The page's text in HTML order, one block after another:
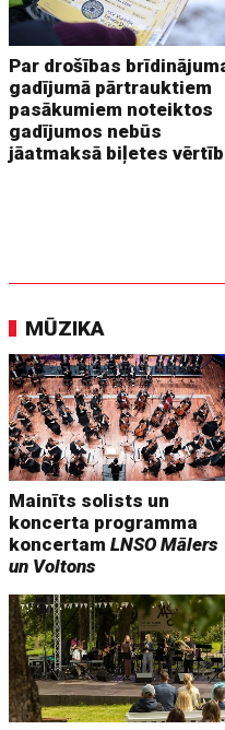
Par drošības
gadījumā pārtrauktiem
pasākumiem noteiktos
gadījumos nebūs
jāatmaksā biļetes
MŪZIKA
Mainīts solists un
koncerta programma
koncertamLNSO Mālers
un Voltons